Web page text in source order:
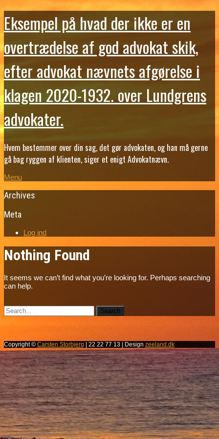
Eksempel på hvad der ikke er en
overtrædelse af god advokat skik,
efter advokat nævnets afgørelse i
klagen 2020-1932. over Lundgrens
advokater.
Hvem bestemmer over din sag, det gør advokaten, og han må gerne
gå bag ryggen af klienten, siger et enigt Advokatnævn.
Menu
Archives
Meta
Log ind
Nothing Found
It seems we can’t find what you’re looking for. Perhaps searching
can help.
Copyright © Carsten Storbjerg | 22 22 77 13 | Design zeeland.dk